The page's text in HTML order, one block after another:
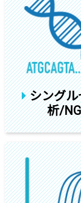
シングル
析/